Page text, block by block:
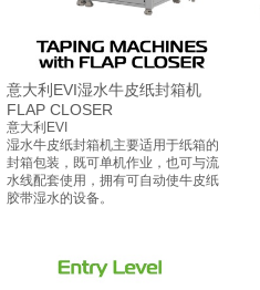
意大利EVI湿水牛皮纸封箱机
FLAP CLOSER
意大利EVI
湿水牛皮纸封箱机主要适用于纸箱的
封箱包装，既可单机作业，也可与流
水线配套使用，拥有可自动使牛皮纸
胶带湿水的设备。